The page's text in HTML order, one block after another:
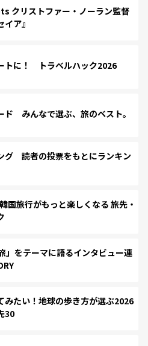
クリストファー・ノーラン監督
ア』
トに！ トラベルハック2026
ド みんなで選ぶ、旅のベスト。
グ 読者の投票をもとにランキン
旅行がもっと楽しくなる 旅先・
」をテーマに語るインタビュー連
みたい！地球の歩き方が選ぶ2026
30